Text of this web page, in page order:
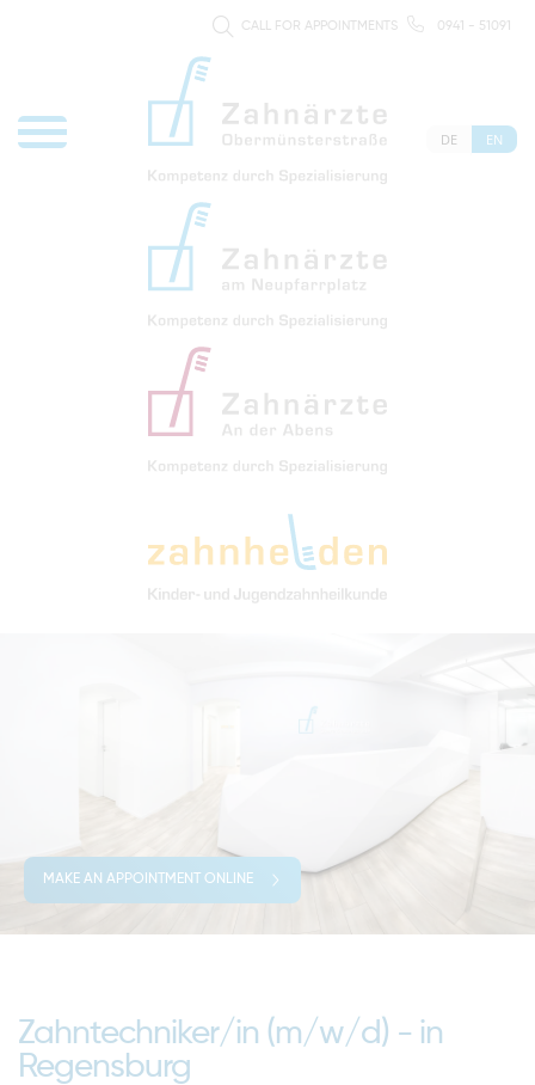
CALL FOR APPOINTMENTS 0941 - 51091
DE EN
MAKE AN APPOINTMENT ONLINE
Zahntechniker/in (m/w/d) - in
Regensburg